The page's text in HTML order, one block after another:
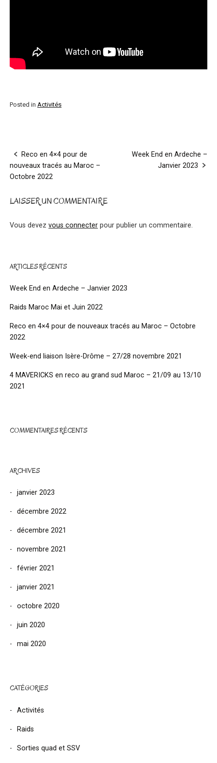
Posted in Activités
Post
navigation
Reco en 4×4 pour de
nouveaux tracés au Maroc –
Octobre 2022
Week End en Ardeche –
Janvier 2023
LAISSER UN COMMENTAIRE
Vous devez vous connecter pour publier un commentaire.
ARTICLES RÉCENTS
Week End en Ardeche – Janvier 2023
Raids Maroc Mai et Juin 2022
Reco en 4×4 pour de nouveaux tracés au Maroc – Octobre
2022
Week-end liaison Isère-Drôme – 27/28 novembre 2021
4 MAVERICKS en reco au grand sud Maroc – 21/09 au 13/10
2021
COMMENTAIRES RÉCENTS
ARCHIVES
janvier 2023
décembre 2022
décembre 2021
novembre 2021
février 2021
janvier 2021
octobre 2020
juin 2020
mai 2020
CATÉGORIES
Activités
Raids
Sorties quad et SSV